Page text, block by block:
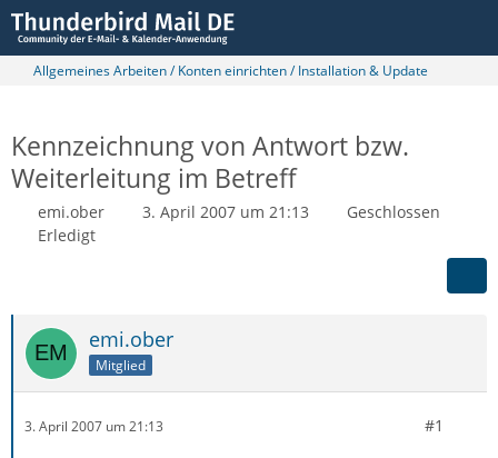
Allgemeines Arbeiten / Konten einrichten / Installation & Update
Kennzeichnung von Antwort bzw.
Weiterleitung im Betreff
emi.ober 3. April 2007 um 21:13
Geschlossen
Erledigt
emi.ober
Mitglied
3. April 2007 um 21:13 #1